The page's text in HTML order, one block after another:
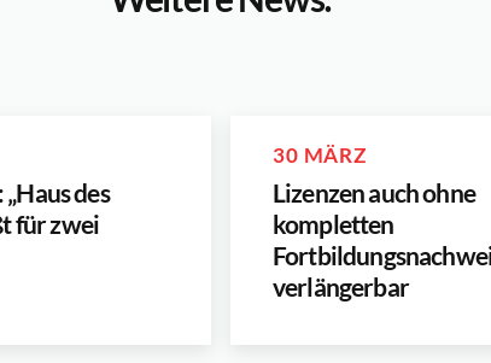
des
für zwei
30 MÄRZ
Lizenzen auch ohne
kompletten
verlängerbar